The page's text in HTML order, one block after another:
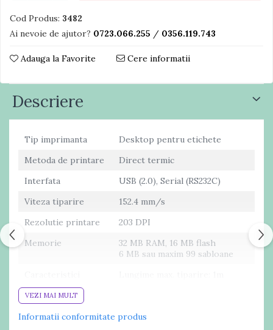
Cod Produs: 3482
Ai nevoie de ajutor? 0723.066.255 / 0356.119.743
Adauga la Favorite Cere informatii
Descriere
Tip imprimanta
Desktop pentru etichete
Metoda de printare
Direct termic
Interfata
USB (2.0), Serial (RS232C)
Viteza tiparire
152.4 mm/s
Rezolutie printare
203 DPI
Memorie
32 MB RAM, 16 MB flash
6 MB sau maxim 99 sabloane
consumabil
latime rola: 19 - 63mm
VEZI MAI MULT
Informatii conformitate produs